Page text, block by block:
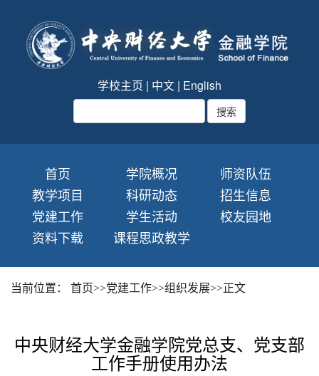
学校主页 | 中文 | English
首页 学院概况
师资队伍
教学项目
科研动态
招生信息
党建工作
学生活动
校友园地
资料下载
课程思政教学
当前位置： 首页>>党建工作>>组织发展>>正文
中央财经大学金融学院党总支、党支部
工作手册使用办法